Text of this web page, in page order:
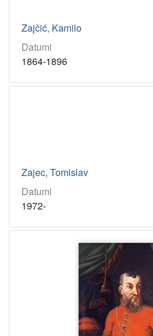
Zajčić, Kamilo
Datumi
1864-1896
Zajec, Tomislav
Datumi
1972-